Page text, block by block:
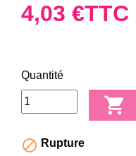
4,03 €TTC
Quantité

 Rupture